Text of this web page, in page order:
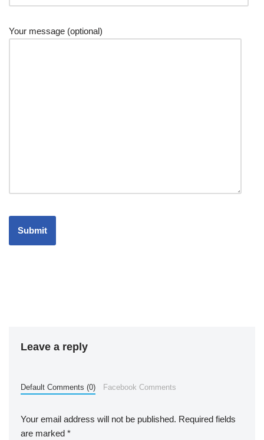
Your message (optional)
Leave a reply
Default Comments (0) Facebook Comments
Your email address will not be published. Required fields
are marked *